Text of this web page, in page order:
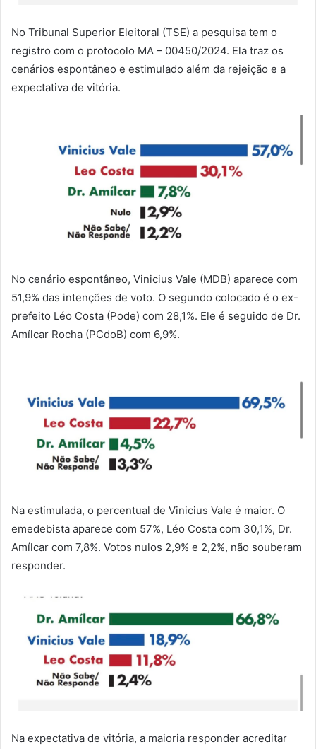
No Tribunal Superior Eleitoral (TSE) a pesquisa tem o
registro com o protocolo MA – 00450/2024. Ela traz os
cenários espontâneo e estimulado além da rejeição e a
expectativa de vitória.
No cenário espontâneo, Vinicius Vale (MDB) aparece com
51,9% das intenções de voto. O segundo colocado é o ex-
prefeito Léo Costa (Pode) com 28,1%. Ele é seguido de Dr.
Amílcar Rocha (PCdoB) com 6,9%.
Na estimulada, o percentual de Vinicius Vale é maior. O
emedebista aparece com 57%, Léo Costa com 30,1%, Dr.
Amílcar com 7,8%. Votos nulos 2,9% e 2,2%, não souberam
responder.
Na expectativa de vitória, a maioria responder acreditar